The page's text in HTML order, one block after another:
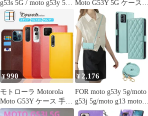
g53s 5G / moto g53y 5G
背面 保護 フィルム
OverLay Brilliant モトロ
ーラ スマホ用 本体保護
高光沢素材
Moto G53Y 5G ケース
手帳型 ノートブック型
ビジネスフォンケース
携帯電話保護カバー強
い吸引力ノートブック
型多機能携帯電話ホル
スター財布携帯電話ホ
ルダーバンプパターン
テクスチャ耐久性摩擦
耐性携帯電話ケース男
性と女性
¥990
モトローラ Motorola
Moto G53Y ケース 手帳
型 スマホケース MOTO
¥ 2,176
FOR moto g53y 5g/moto
g53j 5g/moto g13 moto
g13 ケース 手帳型 おし